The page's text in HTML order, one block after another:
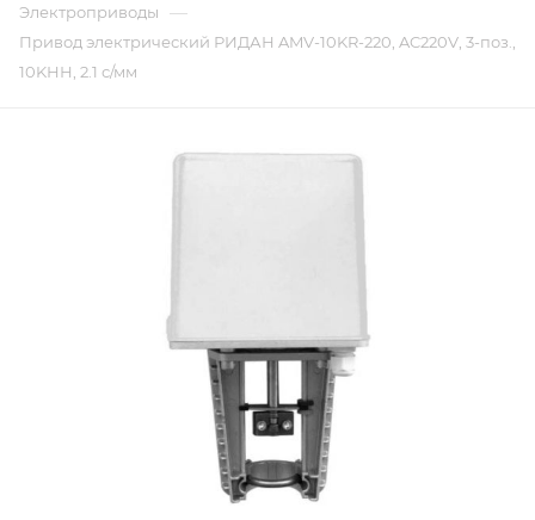
Электроприводы —
Привод электрический РИДАН AMV-10KR-220, AC220V, 3-поз.,
10KНН, 2.1 с/мм